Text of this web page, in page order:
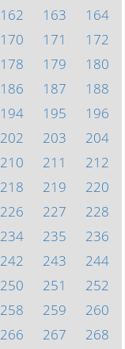
162 163
164
170 171
172
178 179
180
186 187
188
194 195
196
202 203
204
210 211
212
218 219
220
226 227
228
234 235
236
242 243
244
250 251
252
258 259
260
266 267
268